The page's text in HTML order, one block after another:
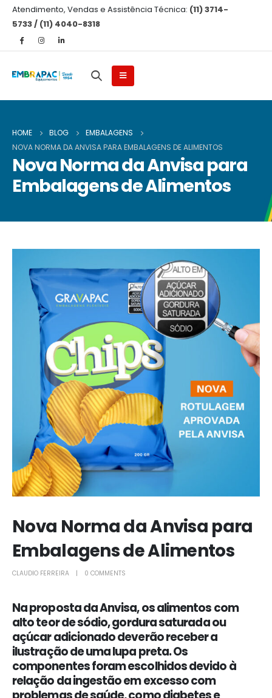
Atendimento, Vendas e Assistência Técnica: (11) 3714-
5733 / (11) 4040-8318
HOME BLOG
EMBALAGENS
NOVA NORMA DA ANVISA PARA EMBALAGENS DE ALIMENTOS
Nova Norma da Anvisa para
Embalagens de Alimentos
Nova Norma da Anvisa para
Embalagens de Alimentos
CLAUDIO FERREIRA 0 COMMENTS
Na proposta da Anvisa, os alimentos com
alto teor de sódio, gordura saturada ou
açúcar adicionado deverão receber a
ilustração de uma lupa preta. Os
componentes foram escolhidos devido à
relação da ingestão em excesso com